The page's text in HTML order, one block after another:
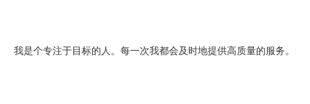
我是个专注于目标的人。每一次我都会及时地提供高质量的服务。